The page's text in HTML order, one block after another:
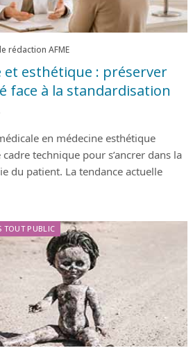
rédaction AFME
et esthétique : préserver
face à la standardisation
en médecine esthétique
cadre technique pour s’ancrer dans la
du patient. La tendance actuelle
TOUT PUBLIC